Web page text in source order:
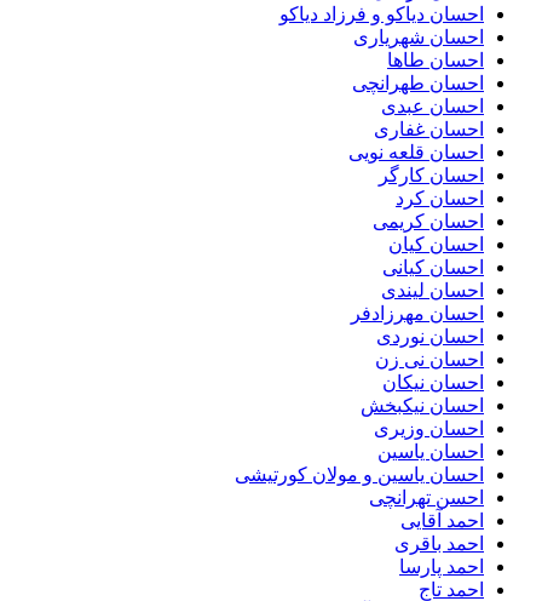
احسان دیاکو و فرزاد دیاکو
احسان شهریاری
احسان طاها
احسان طهرانچی
احسان عبدی
احسان غفاری
احسان قلعه نویی
احسان کارگر
احسان کرد
احسان کریمی
احسان کیان
احسان کیانی
احسان لیندی
احسان مهرزادفر
احسان نوردی
احسان نی زن
احسان نیکان
احسان نیکبخش
احسان وزیری
احسان یاسین
احسان یاسین و مولان کورتیشی
احسن تهرانچی
احمد آقایی
احمد باقری
احمد پارسا
احمد تاج